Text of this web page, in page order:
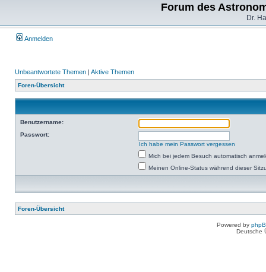
Forum des
Dr.
Anmelden
Unbeantwortete Themen | Aktive Themen
Foren-Übersicht
Benutzername:
Passwort:
Ich habe mein Passwort vergessen
Mich bei jedem Besuch automatisch
Meinen Online-Status während dieser
Foren-Übersicht
Powered by
Deutsche